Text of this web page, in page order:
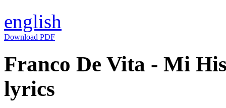
english
Download PDF
Franco De Vita - Mi
lyrics